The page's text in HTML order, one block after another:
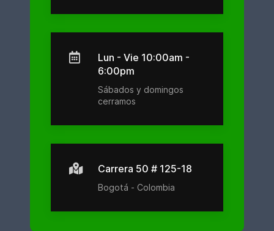
Lun - Vie 10:00am -
6:00pm
Sábados y domingos
cerramos
Carrera 50 # 125-18
Bogotá - Colombia